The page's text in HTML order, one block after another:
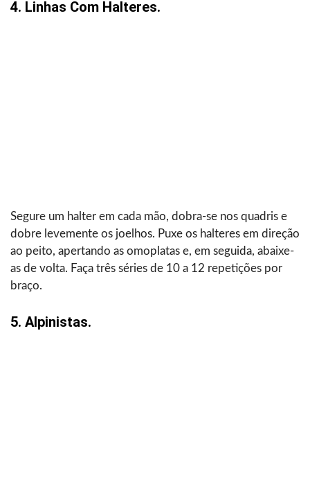
4. Linhas Com Halteres.
Segure um halter em cada mão, dobra-se nos quadris e
dobre levemente os joelhos. Puxe os halteres em direção
ao peito, apertando as omoplatas e, em seguida, abaixe-
as de volta. Faça três séries de 10 a 12 repetições por
braço.
5. Alpinistas.